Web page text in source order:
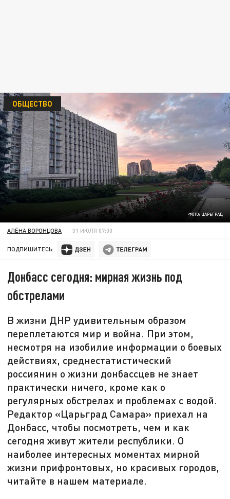
ФОТО: ЦАРЬГРАД
ОБЩЕСТВО
АЛЁНА ВОРОНЦОВА 31 ИЮЛЯ 07:00
ПОДПИШИТЕСЬ:
Донбасс сегодня: мирная жизнь под
обстрелами
В жизни ДНР удивительным образом
переплетаются мир и война. При этом,
несмотря на изобилие информации о боевых
действиях, среднестатистический
россиянин о жизни донбассцев не знает
практически ничего, кроме как о
регулярных обстрелах и проблемах с водой.
Редактор «Царьград Самара» приехал на
Донбасс, чтобы посмотреть, чем и как
сегодня живут жители республики. О
наиболее интересных моментах мирной
жизни прифронтовых, но красивых городов,
читайте в нашем материале.